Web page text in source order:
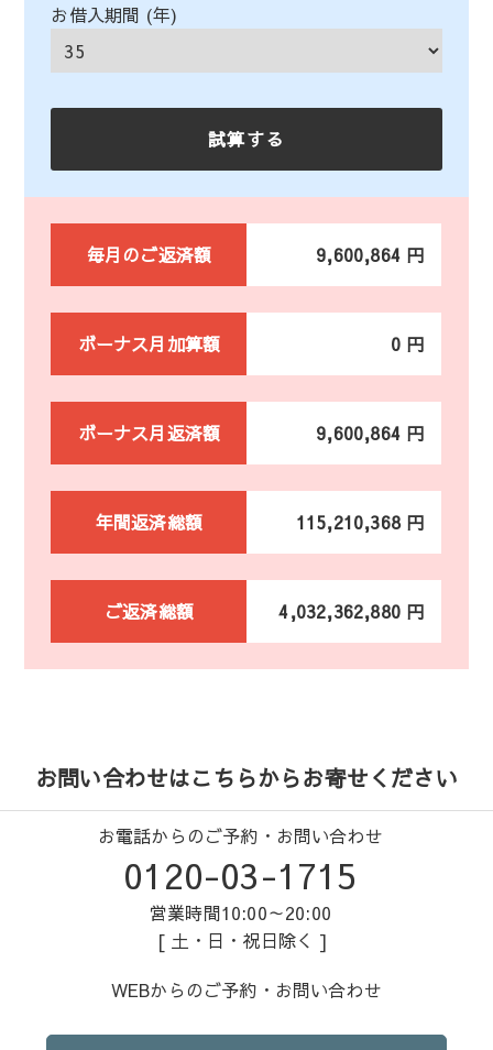
お借入期間 (年)
毎月のご返済額 9,600,864 円
ボーナス月加算額 0 円
ボーナス月返済額 9,600,864 円
年間返済総額 115,210,368 円
ご返済総額 4,032,362,880 円
お問い合わせはこちらからお寄せください
お電話からのご予約・お問い合わせ
0120-03-1715
営業時間10:00～20:00
[ 土・日・祝日除く ]
WEBからのご予約・お問い合わせ